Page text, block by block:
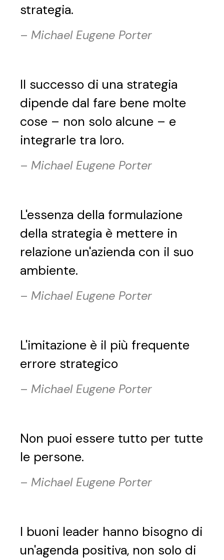
strategia.
– Michael Eugene Porter
Il successo di una strategia
dipende dal fare bene molte
cose – non solo alcune – e
integrarle tra loro.
– Michael Eugene Porter
L'essenza della formulazione
della strategia è mettere in
relazione un'azienda con il suo
ambiente.
– Michael Eugene Porter
L'imitazione è il più frequente
errore strategico
– Michael Eugene Porter
Non puoi essere tutto per tutte
le persone.
– Michael Eugene Porter
I buoni leader hanno bisogno di
un'agenda positiva, non solo di